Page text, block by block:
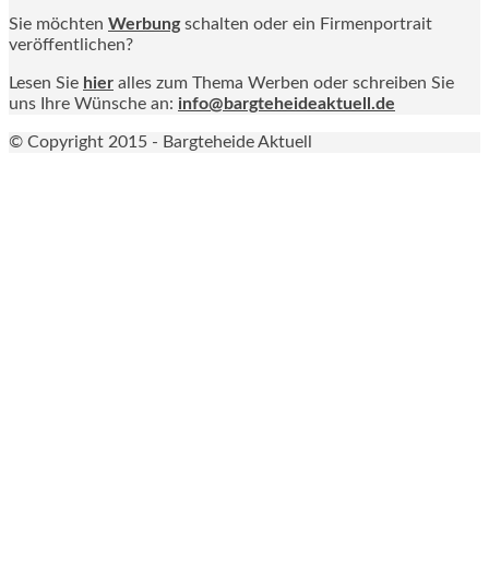
Sie möchten Werbung schalten oder ein Firmenportrait
veröffentlichen?
Lesen Sie hier alles zum Thema Werben oder schreiben Sie
uns Ihre Wünsche an: info@bargteheideaktuell.de
© Copyright 2015 - Bargteheide Aktuell